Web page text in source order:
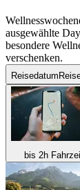
ausgewählte
besondere
verschenken.
Reisedatum
bis 2h